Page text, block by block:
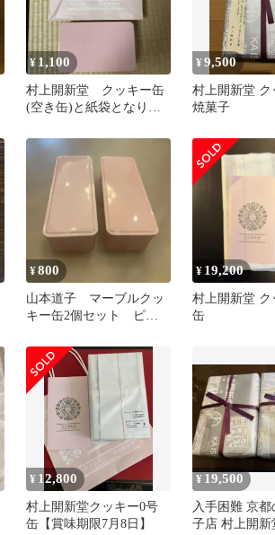
¥ 1,100
村上開新堂 クッキー缶
(空き缶)と紙袋となりま
¥9,500
村上開新堂 ク
焼菓子
¥800
山本道子 マーブルクッ
キー缶2個セット ピン
¥ 19,200
村上開新堂 ク
缶
¥ 12,800
村上開新堂クッキー0号
缶【賞味期限7月8日】
¥ 19,500
入手困難 京
子店 村上開新